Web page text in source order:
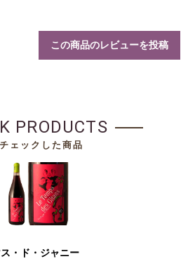
この商品のレビューを投稿
PRODUCTS
ェックした商品
・ド・ジャニー